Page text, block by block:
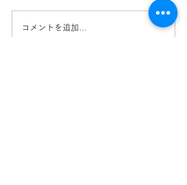
サムライ翔 SAMURAI
コメントを追加…